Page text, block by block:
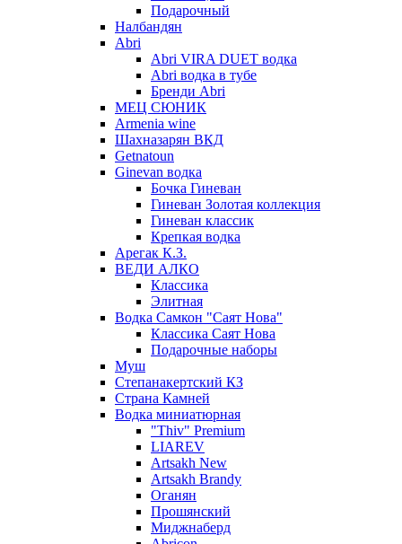
Подарочный
Налбандян
Abri
Abri VIRA DUET водка
Abri водка в тубе
Бренди Abri
МЕЦ СЮНИК
Armenia wine
Шахназарян ВКД
Getnatoun
Ginevan водка
Бочка Гиневан
Гиневан Золотая коллекция
Гиневан классик
Крепкая водка
Арегак К.З.
ВЕДИ АЛКО
Классика
Элитная
Водка Самкон "Саят Нова"
Классика Саят Нова
Подарочные наборы
Муш
Степанакертский КЗ
Страна Камней
Водка миниатюрная
"Thiv" Premium
LIAREV
Artsakh New
Artsakh Brandy
Оганян
Прошянский
Миджнаберд